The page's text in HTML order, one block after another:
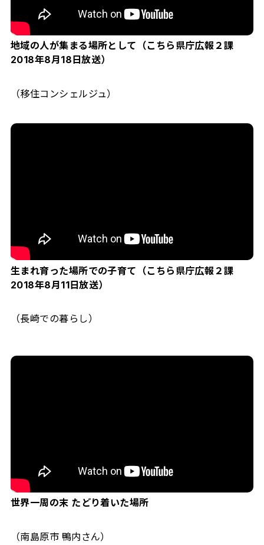
地域の人が集まる場所として（こちら県庁広報２課
2018年8月18日放送）
（移住コンシェルジュ）
生まれ育った場所での子育て（こちら県庁広報２課
2018年8月11日放送）
（長崎での暮らし）
世界一周の末 たどり着いた場所
（南島原市 鴨内さん）